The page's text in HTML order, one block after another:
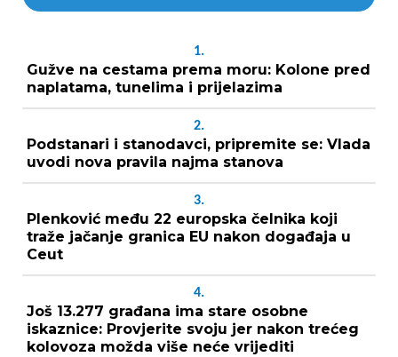
1.
Gužve na cestama prema moru: Kolone pred
naplatama, tunelima i prijelazima
2.
Podstanari i stanodavci, pripremite se: Vlada
uvodi nova pravila najma stanova
3.
Plenković među 22 europska čelnika koji
traže jačanje granica EU nakon događaja u
Ceut
4.
Još 13.277 građana ima stare osobne
iskaznice: Provjerite svoju jer nakon trećeg
kolovoza možda više neće vrijediti